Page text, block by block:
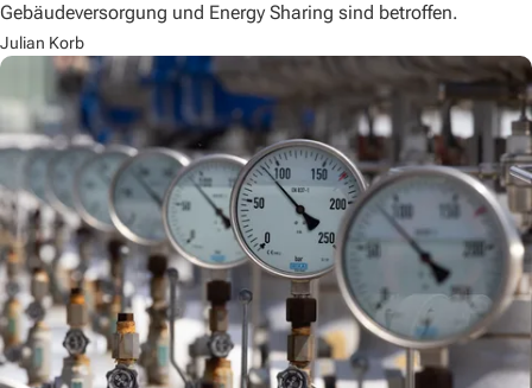
Gebäudeversorgung und Energy Sharing sind betroffen.
Julian Korb